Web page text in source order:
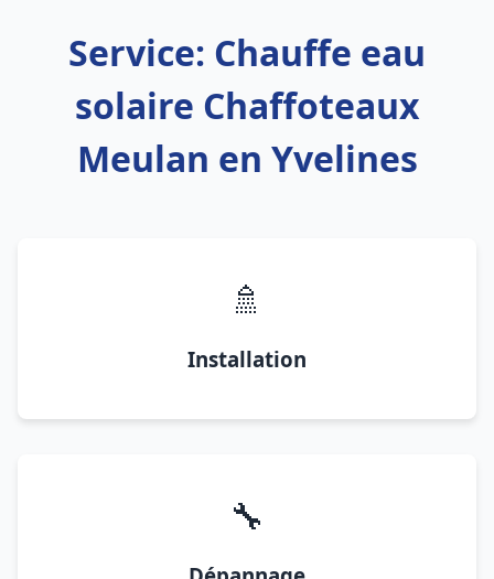
Service: Chauffe eau
solaire Chaffoteaux
Meulan en Yvelines
🚿
Installation
🔧